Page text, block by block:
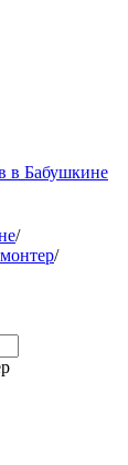
в Бабушкине
/
/